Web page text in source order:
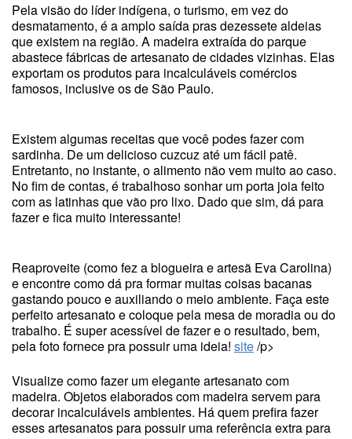
Pela visão do líder indígena, o turismo, em vez do
desmatamento, é a amplo saída pras dezessete aldeias
que existem na região. A madeira extraída do parque
abastece fábricas de artesanato de cidades vizinhas. Elas
exportam os produtos para incalculáveis comércios
famosos, inclusive os de São Paulo.
Existem algumas receitas que você podes fazer com
sardinha. De um delicioso cuzcuz até um fácil patê.
Entretanto, no instante, o alimento não vem muito ao caso.
No fim de contas, é trabalhoso sonhar um porta joia feito
com as latinhas que vão pro lixo. Dado que sim, dá para
fazer e fica muito interessante!
Reaproveite (como fez a blogueira e artesã Eva Carolina)
e encontre como dá pra formar muitas coisas bacanas
gastando pouco e auxiliando o meio ambiente. Faça este
perfeito artesanato e coloque pela mesa de moradia ou do
trabalho. É super acessível de fazer e o resultado, bem,
pela foto fornece pra possuir uma ideia! site/p>
Visualize como fazer um elegante artesanato com
madeira. Objetos elaborados com madeira servem para
decorar incalculáveis ambientes. Há quem prefira fazer
esses artesanatos para possuir uma referência extra para